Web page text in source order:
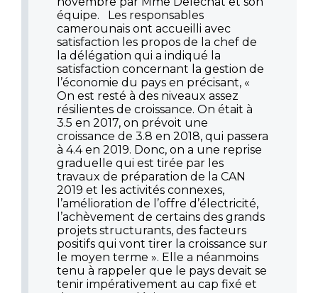
équipe. Les responsables
camerounais ont accueilli avec
satisfaction les propos de la chef de
la délégation qui a indiqué la
satisfaction concernant la gestion de
l’économie du pays en précisant, «
On est resté à des niveaux assez
résilientes de croissance. On était à
3.5 en 2017, on prévoit une
croissance de 3.8 en 2018, qui passera
à 4.4 en 2019. Donc, on a une reprise
graduelle qui est tirée par les
travaux de préparation de la CAN
2019 et les activités connexes,
l’amélioration de l’offre d’électricité,
l’achèvement de certains des grands
projets structurants, des facteurs
positifs qui vont tirer la croissance sur
le moyen terme ». Elle a néanmoins
tenu à rappeler que le pays devait se
tenir impérativement au cap fixé et